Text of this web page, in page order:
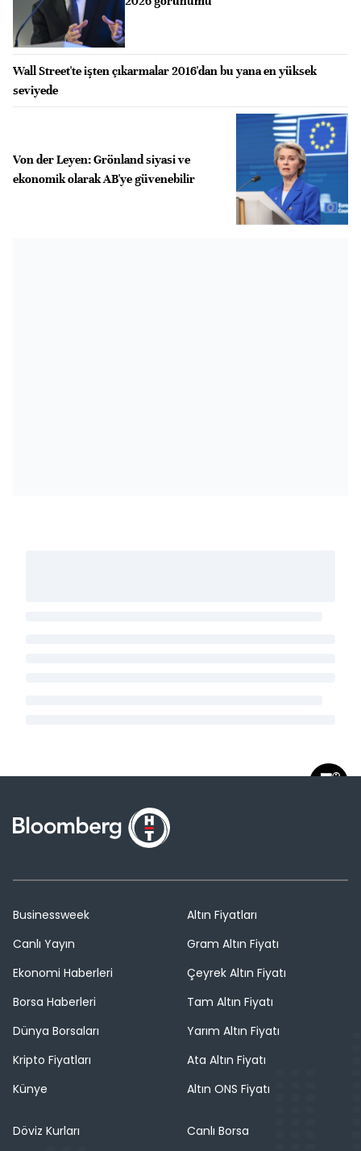
Wall Street'te işten çıkarmalar 2016'dan bu yana en yüksek
seviyede
Von der Leyen: Grönland siyasi ve
ekonomik olarak AB'ye güvenebilir
Businessweek
Canlı Yayın
Ekonomi Haberleri
Borsa Haberleri
Dünya Borsaları
Kripto Fiyatları
Künye
Altın Fiyatları
Gram Altın Fiyatı
Çeyrek Altın Fiyatı
Tam Altın Fiyatı
Yarım Altın Fiyatı
Ata Altın Fiyatı
Altın ONS Fiyatı
Döviz Kurları
Canlı Borsa